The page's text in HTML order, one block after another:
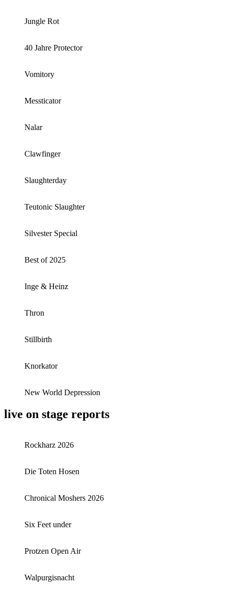
Jungle Rot
40 Jahre Protector
Vomitory
Messticator
Nalar
Clawfinger
Slaughterday
Teutonic Slaughter
Silvester Special
Best of 2025
Inge & Heinz
Thron
Stillbirth
Knorkator
New World Depression
live on stage reports
Rockharz 2026
Die Toten Hosen
Chronical Moshers 2026
Six Feet under
Protzen Open Air
Walpurgisnacht